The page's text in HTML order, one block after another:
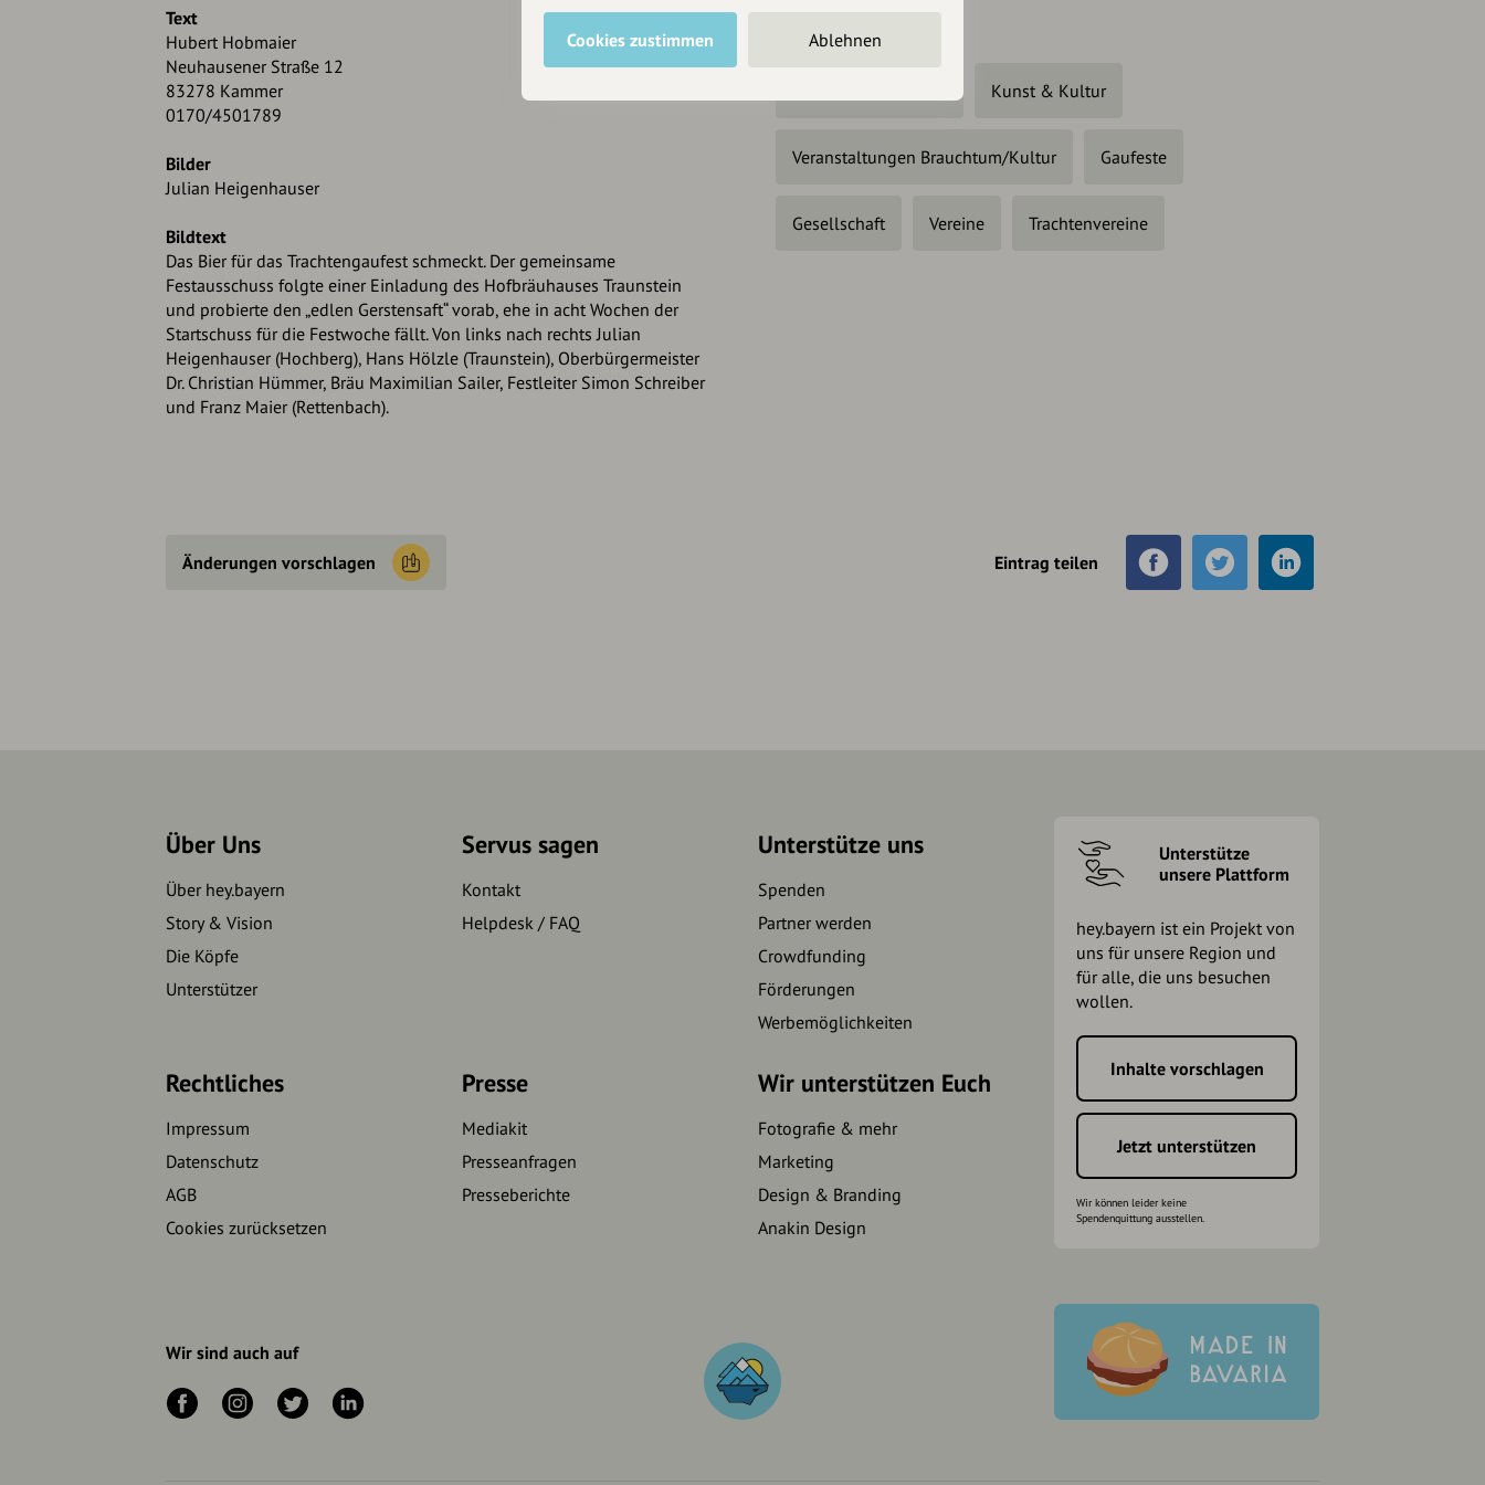
Text
Hubert Hobmaier
Neuhausener Straße 12
83278 Kammer
0170/4501789
Bilder
Julian Heigenhauser
Bildtext
Das Bier für das Trachtengaufest schmeckt. Der gemeinsame
Festausschuss folgte einer Einladung des Hofbräuhauses Traunstein
und probierte den „edlen Gerstensaft“ vorab, ehe in acht Wochen der
Startschuss für die Festwoche fällt. Von links nach rechts Julian
Heigenhauser (Hochberg), Hans Hölzle (Traunstein), Oberbürgermeister
Dr. Christian Hümmer, Bräu Maximilian Sailer, Festleiter Simon Schreiber
und Franz Maier (Rettenbach).
Weiter stöbern
Kunst & Kultur
Veranstaltungen Brauchtum/Kultur Gaufeste
Gesellschaft Vereine Trachtenvereine
Eintrag teilen
Änderungen vorschlagen
Über Uns
Über hey.bayern
Story & Vision
Die Köpfe
Unterstützer
Servus sagen
Kontakt
Helpdesk / FAQ
Unterstütze uns
Spenden
Partner werden
Crowdfunding
Förderungen
Werbemöglichkeiten
Rechtliches
Impressum
Datenschutz
AGB
Cookies zurücksetzen
Presse
Mediakit
Presseanfragen
Presseberichte
Wir unterstützen Euch
Fotografie & mehr
Marketing
Design & Branding
Anakin Design
Unterstütze
unsere Plattform
hey.bayern ist ein Projekt von
uns für unsere Region und
für alle, die uns besuchen
wollen.
Inhalte vorschlagen
Jetzt unterstützen
Wir können leider keine
Spendenquittung ausstellen.
Wir sind auch auf
Cookies zustimmen Ablehnen